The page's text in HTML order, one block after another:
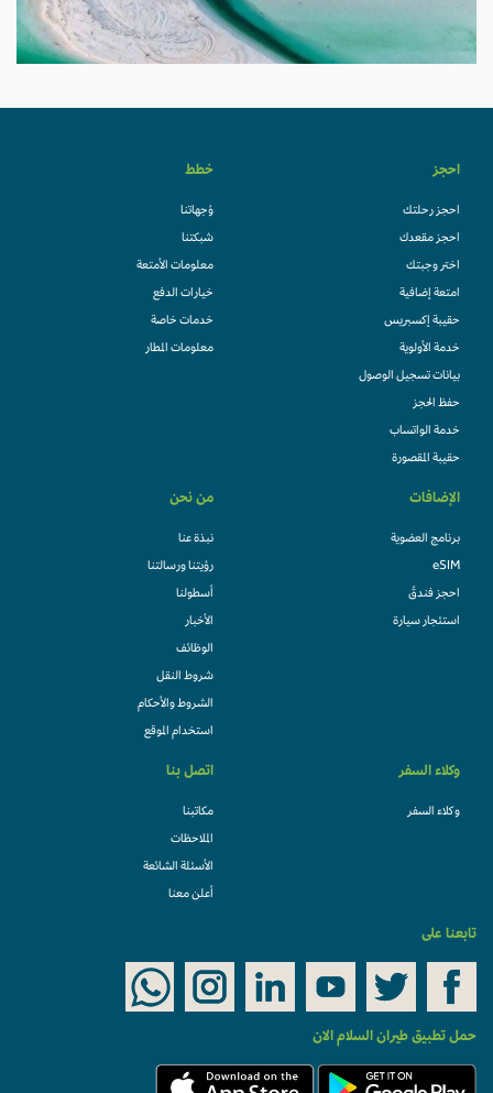
احجز
احجز رحلتك
احجز مقعدك
اختر وجبتك
امتعة إضافية
حقيبة إكسبريس
خدمة الأولوية
بيانات تسجيل الوصول
حفظ الحجز
خدمة الواتساب
حقيبة المقصورة
خطط
وُجهاتنا
شبكتنا
معلومات الأمتعة
خيارات الدفع
خدمات خاصة
معلومات المطار
الإضافات
برنامج العضوية
eSIM
احجز فندقً
استئجار سيارة
من نحن
نبذة عنا
رؤيتنا ورسالتنا
أسطولنا
الأخبار
الوظائف
شروط النقل
الشروط والأحكام
استخدام الموقع
وكلاء السفر
وكلاء السفر
اتصل بنا
مكاتبنا
الملاحظات
الأسئلة الشائعة
أعلن معنا
على
تطبيق طيران السلام الان